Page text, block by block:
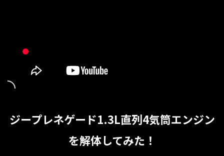
ジープレネゲード1.3L直列4気筒エンジン
を解体してみた！